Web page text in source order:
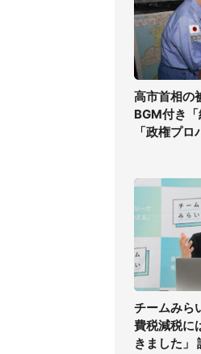
高市首相の
BGM付き
「政権プ
チームみら
費税減税に
きました」